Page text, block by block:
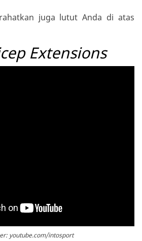
juga lutut Anda di atas
Extensions
youtube.com/intosport